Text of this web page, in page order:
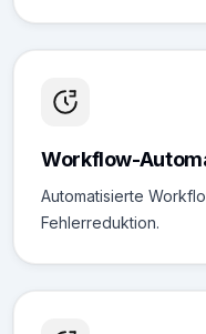
Workflow-
Automatisierte
Fehlerreduktion.